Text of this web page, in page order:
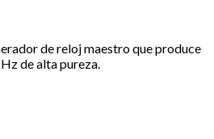
de reloj maestro que produce
de alta pureza.